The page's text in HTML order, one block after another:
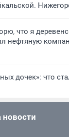
что я
нефтяную
дочек»: что
новости